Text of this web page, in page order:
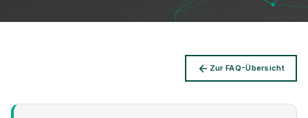
Zur FAQ-Übersicht